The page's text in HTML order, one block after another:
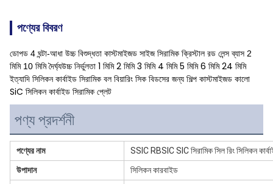
পণ্যের বিবরণ
ডোপড 4 ঘন্টা-আধা উচ্চ বিশুদ্ধতা কাস্টমাইজড সাইজ সিরামিক ক্রিস্টাল রড লেন্স ব্যাস 2
মিমি 10 মিমি দৈর্ঘ্যউচ্চ নির্ভুলতা 1 মিমি 2 মিমি 3 মিমি 4 মিমি 5 মিমি 6 মিমি 24 মিমি
ইত্যাদি সিলিকন কার্বাইড সিরামিক বল বিয়ারিং সিক বিডসের জন্য শিল্প কাস্টমাইজড কালো
SiC সিলিকন কার্বাইড সিরামিক প্লেট
পণ্য প্রদর্শনী
পণ্যের নাম
SSIC RBSIC SIC সিরামিক সিল রিং সিলিকন
উপাদান
সিলিকন কারবাইড